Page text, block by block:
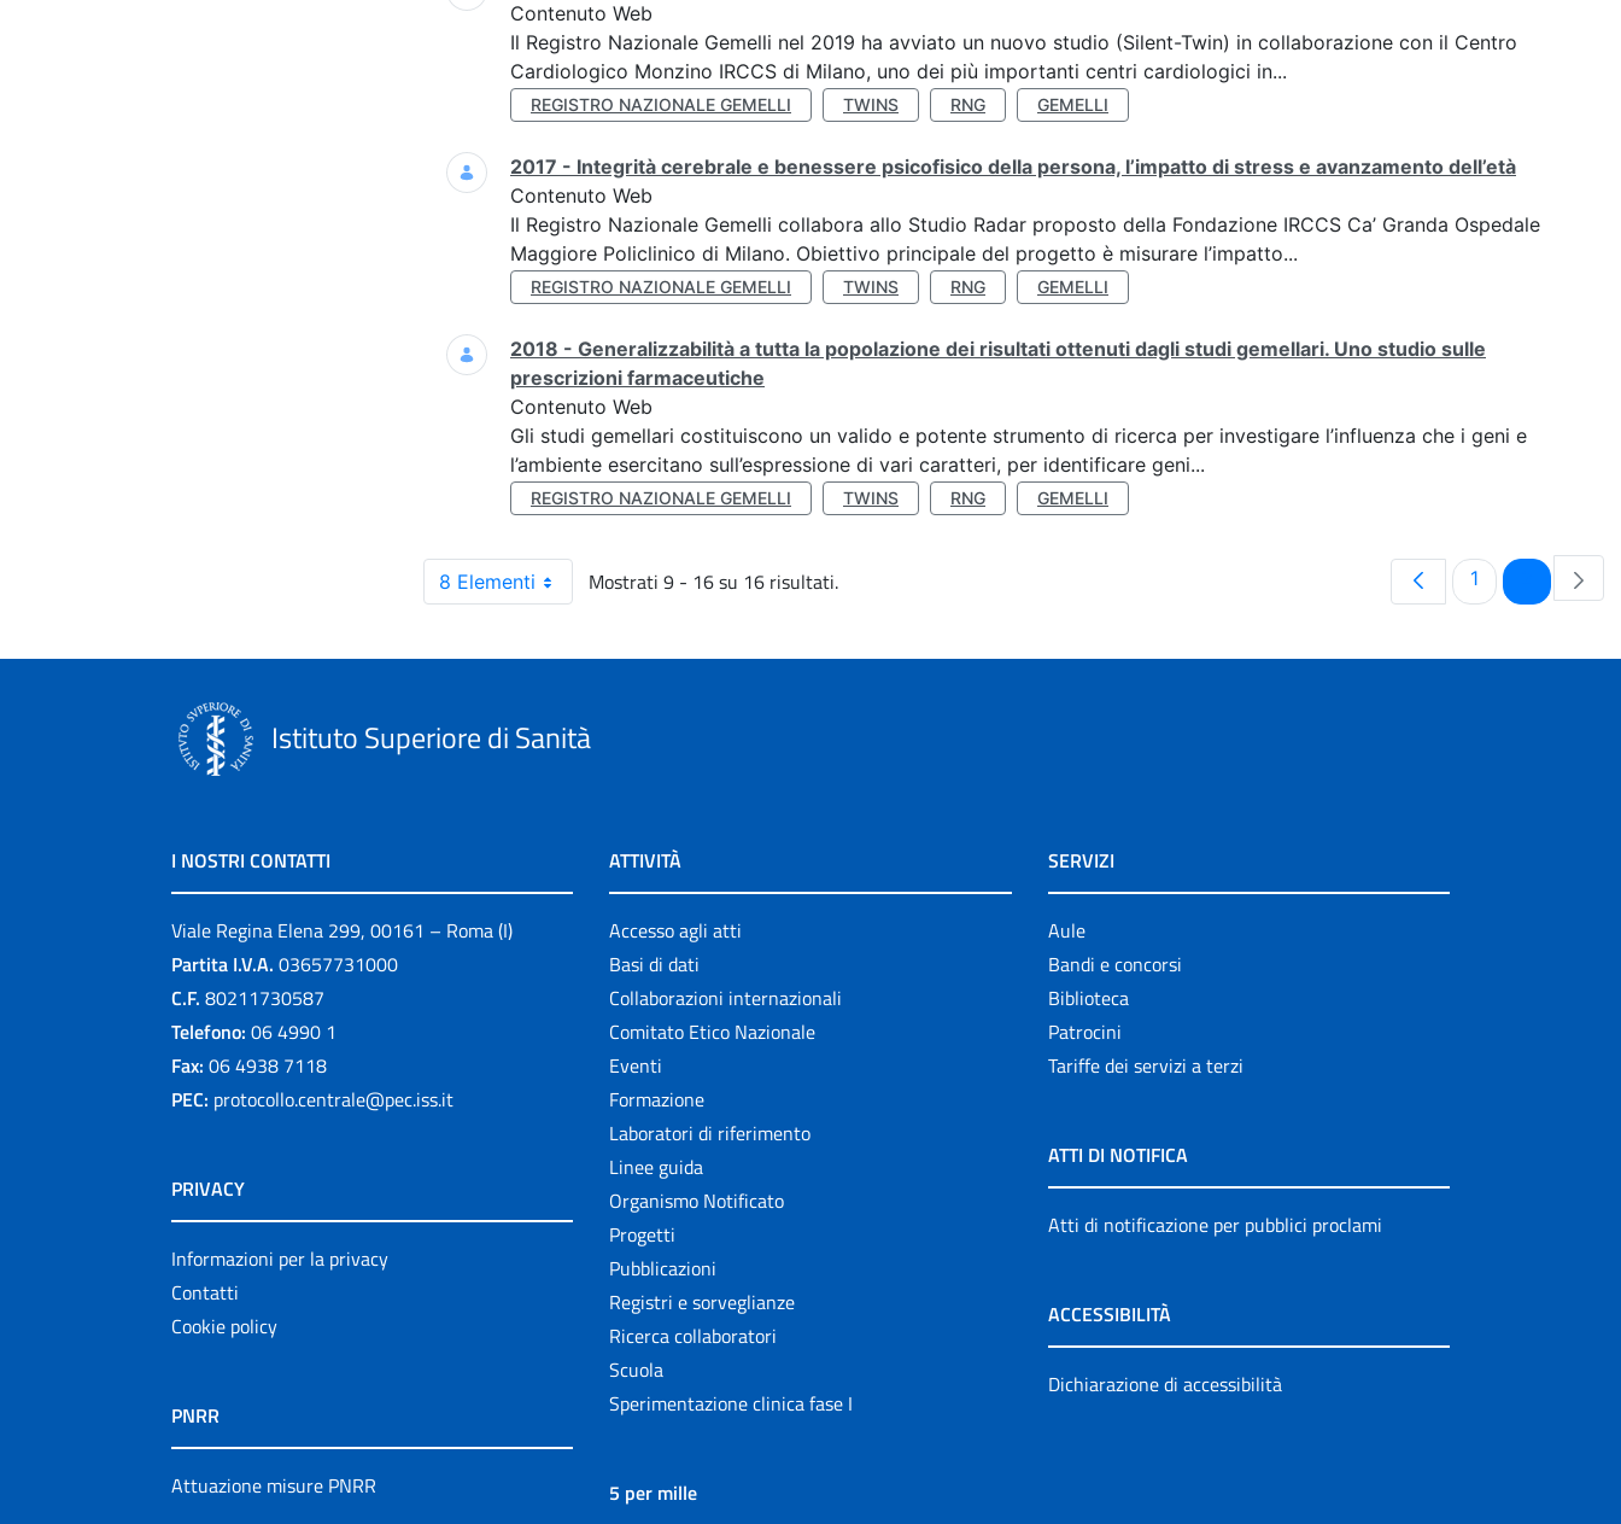
Contenuto Web
Il Registro Nazionale Gemelli nel 2019 ha avviato un nuovo studio (Silent-Twin) in collaborazione con il Centro
Cardiologico Monzino IRCCS di Milano, uno dei più importanti centri cardiologici in...
REGISTRO NAZIONALE GEMELLI TWINS RNG GEMELLI
2017 - Integrità cerebrale e benessere psicofisico della persona, l’impatto di stress e avanzamento dell’età
Contenuto Web
Il Registro Nazionale Gemelli collabora allo Studio Radar proposto della Fondazione IRCCS Ca’ Granda Ospedale
Maggiore Policlinico di Milano. Obiettivo principale del progetto è misurare l’impatto...
REGISTRO NAZIONALE GEMELLI TWINS RNG GEMELLI
2018 - Generalizzabilità a tutta la popolazione dei risultati ottenuti dagli studi gemellari. Uno studio sulle
prescrizioni farmaceutiche
Contenuto Web
Gli studi gemellari costituiscono un valido e potente strumento di ricerca per investigare l’influenza che i geni e
l’ambiente esercitano sull’espressione di vari caratteri, per identificare geni...
REGISTRO NAZIONALE GEMELLI TWINS RNG GEMELLI
8 Elementi Mostrati 9 - 16 su 16 risultati. Pagina
1 Pagina
Istituto Superiore di Sanità
I NOSTRI CONTATTI
Viale Regina Elena 299, 00161 – Roma (I)
Partita I.V.A. 03657731000
C.F. 80211730587
Telefono: 06 4990 1
Fax: 06 4938 7118
PEC: protocollo.centrale@pec.iss.it
PRIVACY
Informazioni per la privacy
Contatti
Cookie policy
PNRR
Attuazione misure PNRR
ATTIVITÀ
Accesso agli atti
Basi di dati
Collaborazioni internazionali
Comitato Etico Nazionale
Eventi
Formazione
Laboratori di riferimento
Linee guida
Organismo Notificato
Progetti
Pubblicazioni
Registri e sorveglianze
Ricerca collaboratori
Scuola
Sperimentazione clinica fase I
5 per mille
SERVIZI
Aule
Bandi e concorsi
Biblioteca
Patrocini
Tariffe dei servizi a terzi
ATTI DI NOTIFICA
Atti di notificazione per pubblici proclami
ACCESSIBILITÀ
Dichiarazione di accessibilità